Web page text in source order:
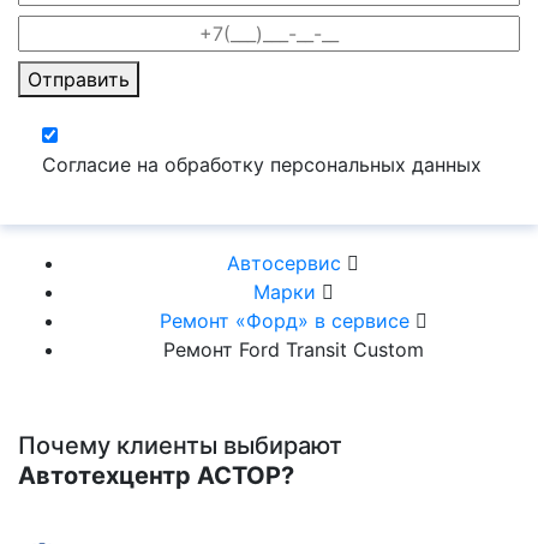
Отправить
Согласие на обработку персональных данных
Автосервис
Марки
Ремонт «Форд» в сервисе
Ремонт Ford Transit Custom
Почему клиенты выбирают
Автотехцентр АСТОР?